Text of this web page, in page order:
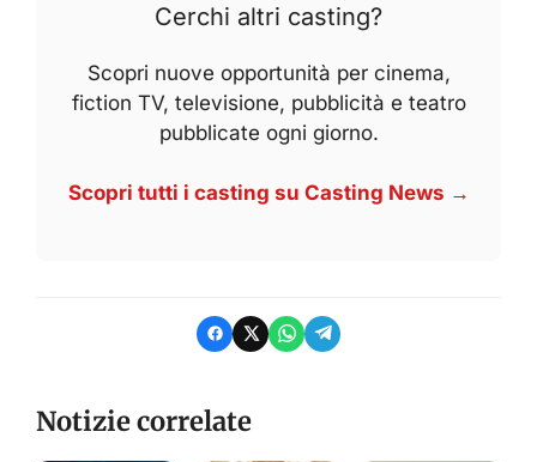
Cerchi altri casting?
Scopri nuove opportunità per cinema,
fiction TV, televisione, pubblicità e teatro
pubblicate ogni giorno.
Scopri tutti i casting su Casting News →
Notizie correlate